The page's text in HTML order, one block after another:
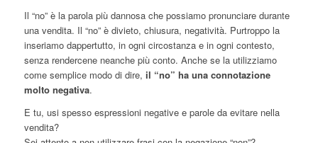
Il “no” è la parola più dannosa che possiamo pronunciare durante
una vendita. Il “no” è divieto, chiusura, negatività. Purtroppo la
inseriamo dappertutto, in ogni circostanza e in ogni contesto,
senza rendercene neanche più conto. Anche se la utilizziamo
come semplice modo di dire, il “no” ha una connotazione
molto negativa.
E tu, usi spesso espressioni negative e parole da evitare nella
vendita?